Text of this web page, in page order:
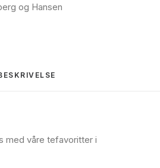
og Hansen
med våre tefavoritter i